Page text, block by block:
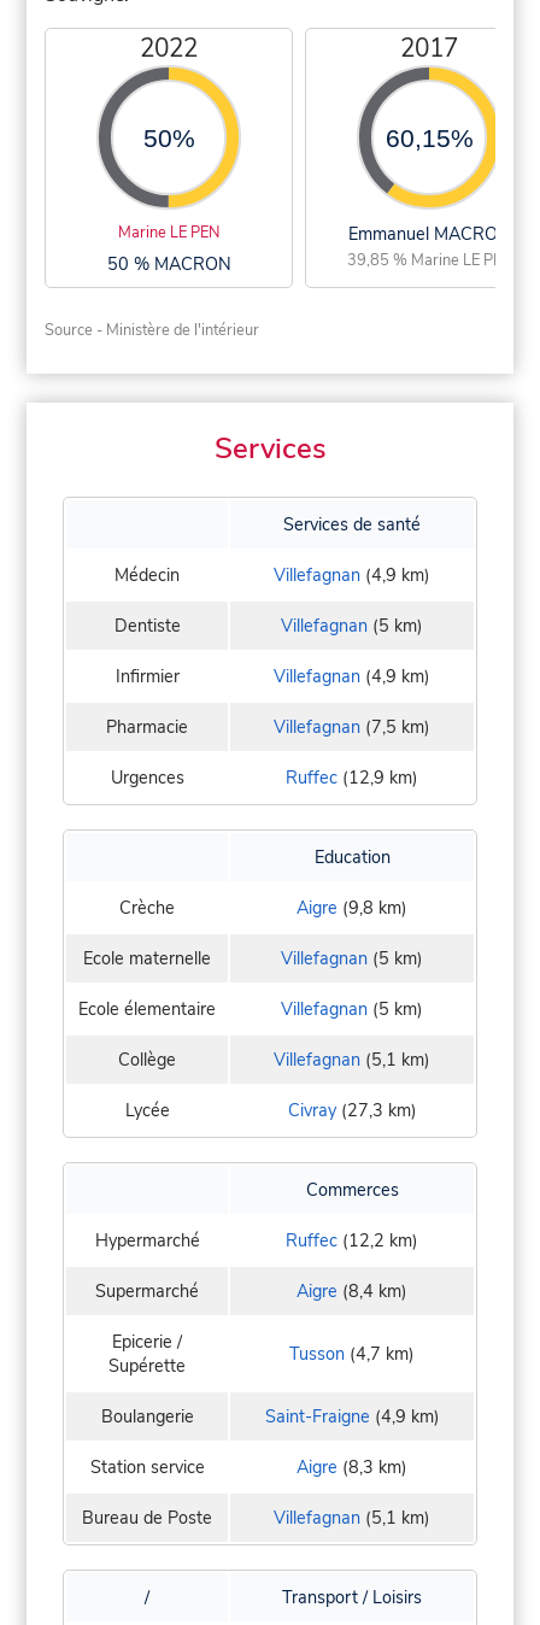
2022
50%
Marine LE PEN
50 % MACRON
2017
60,15%
Emmanuel MACRON
39,85 % Marine LE PEN
Source - Ministère de l'intérieur
Services
Services de santé
Médecin Villefagnan (4,9 km)
Dentiste Villefagnan (5 km)
Infirmier Villefagnan (4,9 km)
Pharmacie Villefagnan (7,5 km)
Urgences Ruffec (12,9 km)
Education
Crèche Aigre (9,8 km)
Ecole maternelle Villefagnan (5 km)
Ecole élementaire Villefagnan (5 km)
Collège Villefagnan (5,1 km)
Lycée Civray(27,3 km)
Commerces
Hypermarché Ruffec (12,2 km)
Supermarché Aigre (8,4 km)
Epicerie /
Supérette
Tusson (4,7 km)
Boulangerie Saint-Fraigne (4,9 km)
Station service Aigre (8,3 km)
Bureau de Poste Villefagnan (5,1 km)
/ Transport / Loisirs